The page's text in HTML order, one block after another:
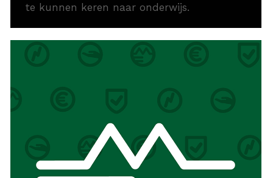
te kunnen keren naar onderwijs.